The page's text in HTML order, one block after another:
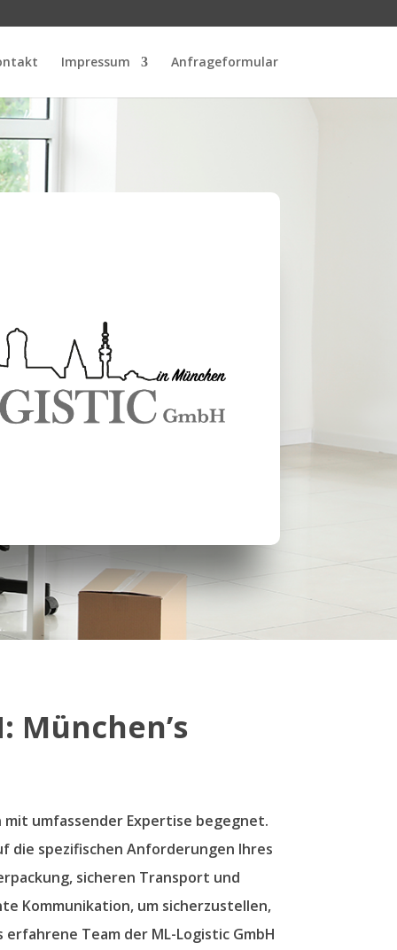
Impressum Anfrageformular
umfassender Expertise begegnet.
die spezifischen Anforderungen Ihres
sicheren Transport und
Kommunikation, um sicherzustellen,
Team der ML-Logistic GmbH